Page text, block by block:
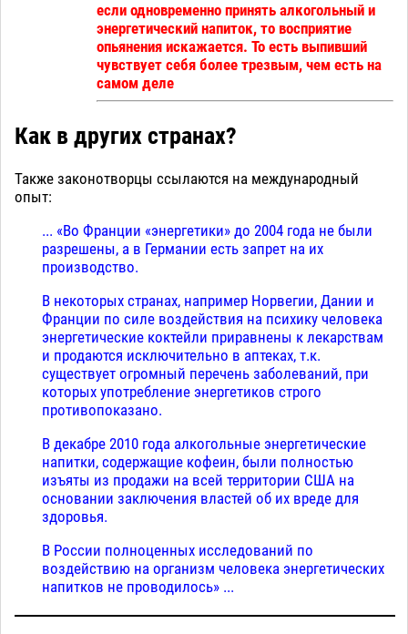
если одновременно принять алкогольный и
энергетический напиток, то восприятие
опьянения искажается. То есть выпивший
чувствует себя более трезвым, чем есть на
самом деле
Как в других странах?
Также законотворцы ссылаются на международный
опыт:
... «Во Франции «энергетики» до 2004 года не были
разрешены, а в Германии есть запрет на их
производство.
В некоторых странах, например Норвегии, Дании и
Франции по силе воздействия на психику человека
энергетические коктейли приравнены к лекарствам
и продаются исключительно в аптеках, т.к.
существует огромный перечень заболеваний, при
которых употребление энергетиков строго
противопоказано.
В декабре 2010 года алкогольные энергетические
напитки, содержащие кофеин, были полностью
изъяты из продажи на всей территории США на
основании заключения властей об их вреде для
здоровья.
В России полноценных исследований по
воздействию на организм человека энергетических
напитков не проводилось» ...